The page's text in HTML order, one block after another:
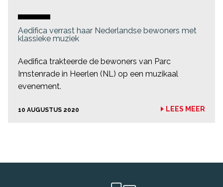
Aedifica verrast haar Nederlandse bewoners met
klassieke muziek
Aedifica trakteerde de bewoners van Parc
Imstenrade in Heerlen (NL) op een muzikaal
evenement.
10 AUGUSTUS 2020 LEES MEER